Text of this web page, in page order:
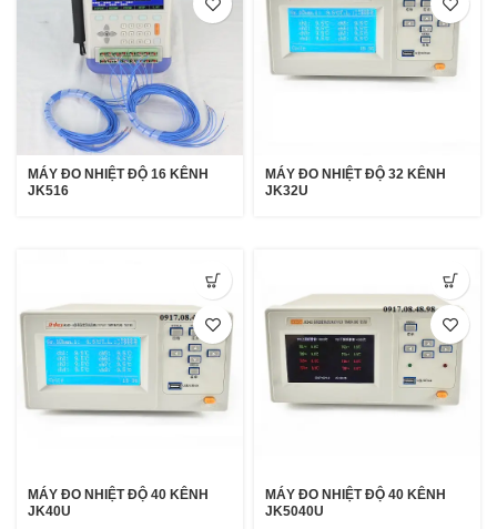
MÁY ĐO NHIỆT ĐỘ 16 KÊNH
JK516
MÁY ĐO NHIỆT ĐỘ 32 KÊNH
JK32U
MÁY ĐO NHIỆT ĐỘ 40 KÊNH
JK40U
MÁY ĐO NHIỆT ĐỘ 40 KÊNH
JK5040U